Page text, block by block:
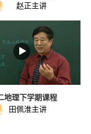
赵正主讲
地理下学期课程
田佩淮主讲